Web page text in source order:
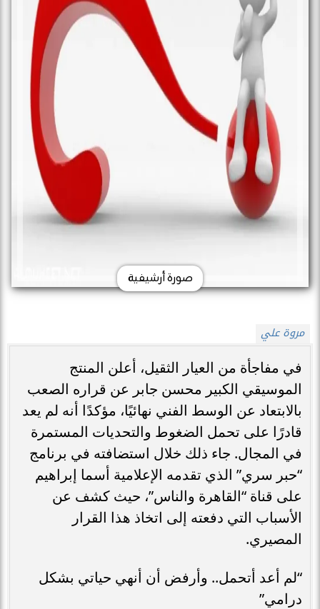
صورة أرشيفية
مروة علي
في مفاجأة من العيار الثقيل، أعلن المنتج
الموسيقي الكبير محسن جابر عن قراره الصعب
بالابتعاد عن الوسط الفني نهائيًا، مؤكدًا أنه لم يعد
قادرًا على تحمل الضغوط والتحديات المستمرة
في المجال. جاء ذلك خلال استضافته في برنامج
“حبر سري” الذي تقدمه الإعلامية أسما إبراهيم
على قناة “القاهرة والناس”، حيث كشف عن
الأسباب التي دفعته إلى اتخاذ هذا القرار
المصيري.
“لم أعد أتحمل.. وأرفض أن أنهي حياتي بشكل
درامي”